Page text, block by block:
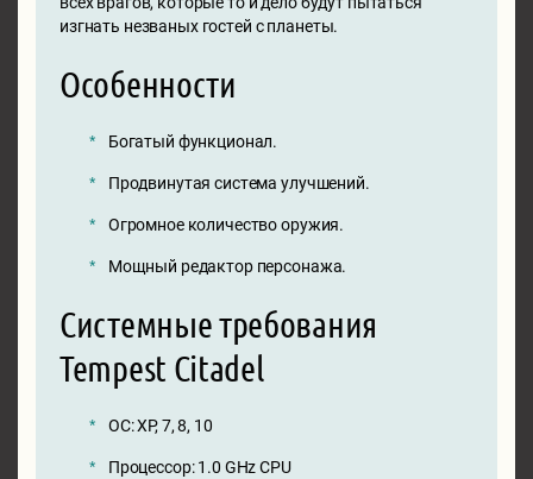
изгнать незваных гостей с планеты.
Особенности
Богатый функционал.
Продвинутая система улучшений.
Огромное количество оружия.
Мощный редактор персонажа.
Системные требования
Tempest Citadel
ОС: XP, 7, 8, 10
Процессор: 1.0 GHz CPU